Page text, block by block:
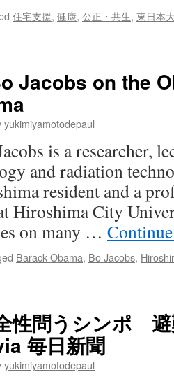
住宅支援, 健康, 公正・共生, 東日本
Jacobs on the
yukimiyamotodepaul
is a researcher,
and radiation
resident and a
Hiroshima City
on many …
Barack Obama, Bo Jacobs,
性問うシンポ
毎日新聞
yukimiyamotodepaul